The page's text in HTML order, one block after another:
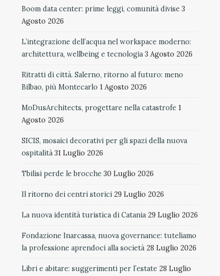
Boom data center: prime leggi, comunità divise 3
Agosto 2026
L’integrazione dell’acqua nel workspace moderno:
architettura, wellbeing e tecnologia 3 Agosto 2026
Ritratti di città. Salerno, ritorno al futuro: meno
Bilbao, più Montecarlo 1 Agosto 2026
MoDusArchitects, progettare nella catastrofe 1
Agosto 2026
SICIS, mosaici decorativi per gli spazi della nuova
ospitalità 31 Luglio 2026
Tbilisi perde le brocche 30 Luglio 2026
Il ritorno dei centri storici 29 Luglio 2026
La nuova identità turistica di Catania 29 Luglio 2026
Fondazione Inarcassa, nuova governance: tuteliamo
la professione aprendoci alla società 28 Luglio 2026
Libri e abitare: suggerimenti per l’estate 28 Luglio